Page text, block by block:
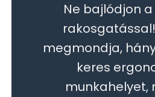
Ne bajlódjon
megmondja,
keres
munkahelyet,